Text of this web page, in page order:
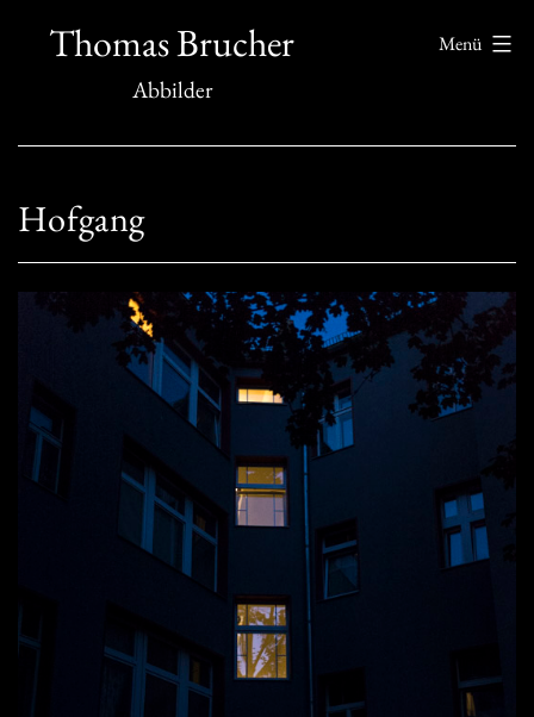
InhaltThomas Brucher
Abbilder
Menü
Hofgang